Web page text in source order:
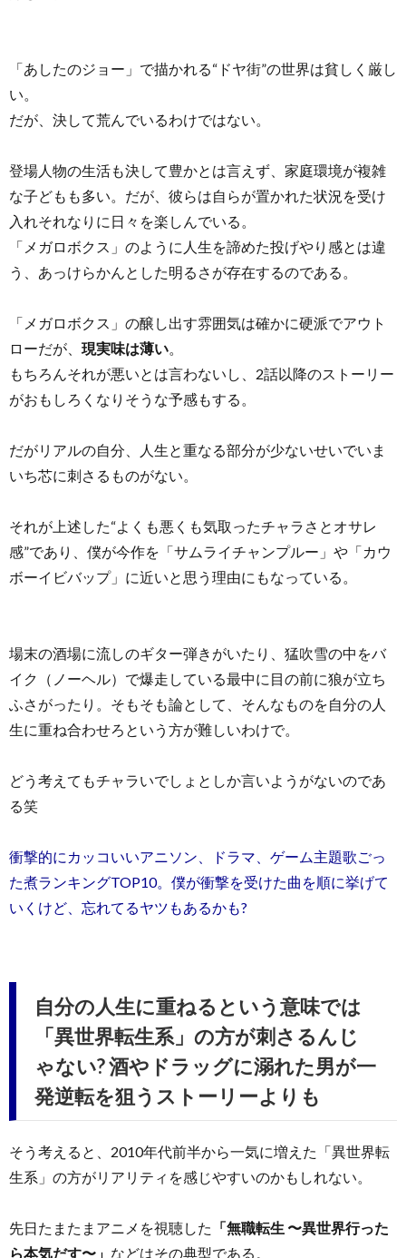
「あしたのジョー」で描かれる“ドヤ街”の世界は貧しく厳し
い。
だが、決して荒んでいるわけではない。
登場人物の生活も決して豊かとは言えず、家庭環境が複雑
な子どもも多い。だが、彼らは自らが置かれた状況を受け
入れそれなりに日々を楽しんでいる。
「メガロボクス」のように人生を諦めた投げやり感とは違
う、あっけらかんとした明るさが存在するのである。
「メガロボクス」の醸し出す雰囲気は確かに硬派でアウト
ローだが、 現実味は薄い
もちろんそれが悪いとは言わないし、2話以降のストーリー
がおもしろくなりそうな予感もする。
だがリアルの自分、人生と重なる部分が少ないせいでいま
いち芯に刺さるものがない。
それが上述した“よくも悪くも気取ったチャラさとオサレ
感”であり、僕が今作を「サムライチャンプルー」や「カウ
ボーイビバップ」に近いと思う理由にもなっている。
場末の酒場に流しのギター弾きがいたり、猛吹雪の中をバ
イク（ノーヘル）で爆走している最中に目の前に狼が立ち
ふさがったり。そもそも論として、そんなものを自分の人
生に重ね合わせろという方が難しいわけで。
どう考えてもチャラいでしょとしか言いようがないのであ
る笑
衝撃的にカッコいいアニソン、ドラマ、ゲーム主題歌ごっ
た煮ランキングTOP10。僕が衝撃を受けた曲を順に挙げて
いくけど、忘れてるヤツもあるかも?
自分の人生に重ねるという意味では
「異世界転生系」の方が刺さるんじ
ゃない? 酒やドラッグに溺れた男が一
発逆転を狙うストーリーよりも
そう考えると、2010年代前半から一気に増えた「異世界転
生系」の方がリアリティを感じやすいのかもしれない。
先日たまたまアニメを視聴した 「無職転生 〜異世界行った
ら本気だす〜」 などはその典型である。